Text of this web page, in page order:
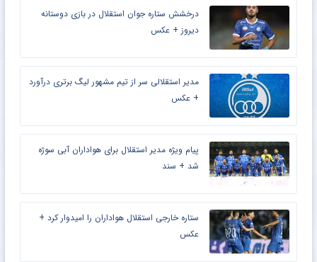
درخشش ستاره جوان استقلال در بازی دوستانه
دیروز + عکس
مدیر استقلالی سر از تیم مشهور لیگ برتری درآورد
+ عکس
پیام ویژه مدیر استقلال برای هواداران آبی سوژه
شد + سند
ستاره خارجی استقلال هواداران را امیدوار کرد +
عکس